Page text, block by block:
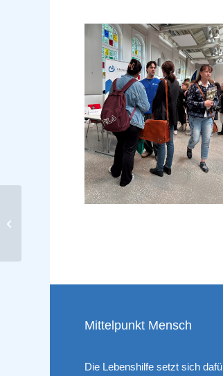
Mittelpunkt Mensch
Die Lebenshilfe setzt sich